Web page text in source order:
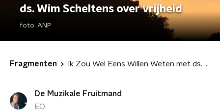
ds. Wim Scheltens over vrijheid
foto: ANP
Fragmenten Ik Zou Wel Eens Willen Weten met ds. Wim Scheltens over vrijheid
De Muzikale Fruitmand
EO